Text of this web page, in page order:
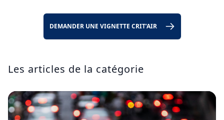
DEMANDER UNE VIGNETTE CRIT’AIR
Les articles de la catégorie